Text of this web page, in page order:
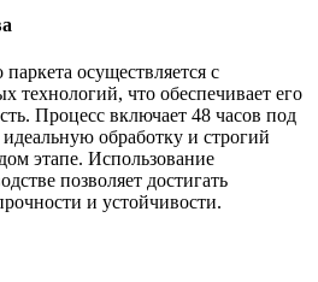
осуществляется с
технологий, что обеспечивает его
Процесс включает 48 часов под
обработку и строгий
этапе. Использование
позволяет достигать
и устойчивости.